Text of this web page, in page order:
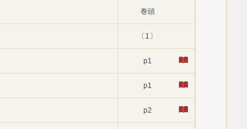
巻頭
〔1〕
p1
p1
p2